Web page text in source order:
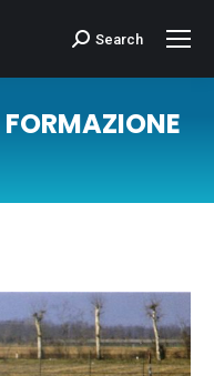
Cerca:Search
FORMAZIONE